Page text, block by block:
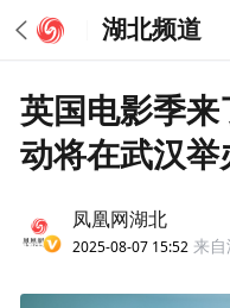
湖北频道
英国电影季来
动将在武汉举
凤凰网湖北
2025-08-07 15:52 来